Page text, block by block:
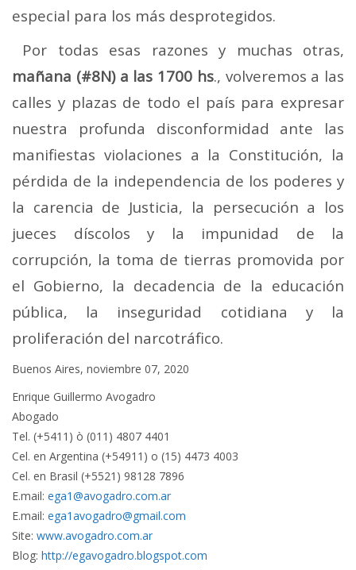
especial para los más desprotegidos.
Por todas esas razones y muchas otras,
mañana (#8N) a las 1700 hs., volveremos a las
calles y plazas de todo el país para expresar
nuestra profunda disconformidad ante las
manifiestas violaciones a la Constitución, la
pérdida de la independencia de los poderes y
la carencia de Justicia, la persecución a los
jueces díscolos y la impunidad de la
corrupción, la toma de tierras promovida por
el Gobierno, la decadencia de la educación
pública, la inseguridad cotidiana y la
proliferación del narcotráfico.
Buenos Aires, noviembre 07, 2020
Enrique Guillermo Avogadro
Abogado
Tel. (+5411) ò (011) 4807 4401
Cel. en Argentina (+54911) o (15) 4473 4003
Cel. en Brasil (+5521) 98128 7896
E.mail: ega1@avogadro.com.ar
E.mail: ega1avogadro@gmail.com
Site: www.avogadro.com.ar
Blog: http://egavogadro.blogspot.com